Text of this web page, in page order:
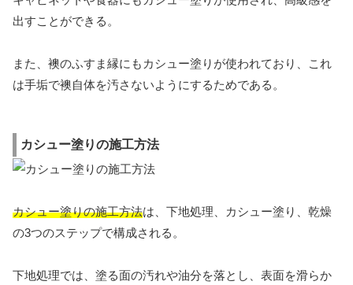
出すことができる。
また、襖のふすま縁にもカシュー塗りが使われており、これ
は手垢で襖自体を汚さないようにするためである。
カシュー塗りの施工方法
カシュー塗りの施工方法は、下地処理、カシュー塗り、乾燥
の3つのステップで構成される。
下地処理では、塗る面の汚れや油分を落とし、表面を滑らか